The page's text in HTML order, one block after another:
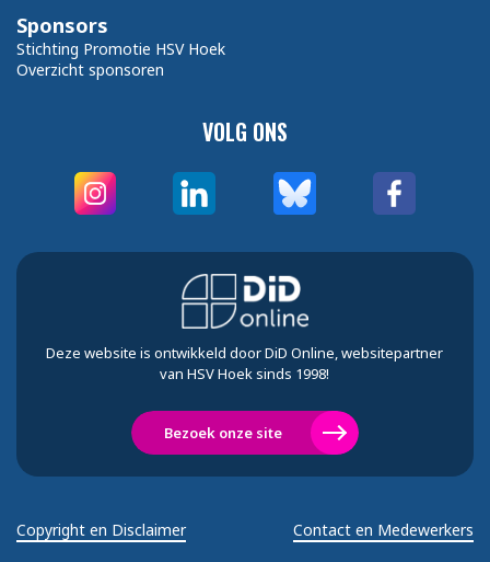
VOLG ONS
Sponsors
Stichting Promotie HSV Hoek
Overzicht sponsoren
Deze website is ontwikkeld door DiD Online, websitepartner
van HSV Hoek sinds 1998!
Bezoek onze site
Copyright en Disclaimer Contact en Medewerkers